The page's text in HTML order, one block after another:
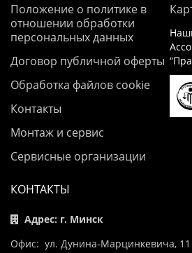
Положение о политике в
отношении обработки
персональных данных
Договор публичной оферты
Обработка файлов cookie
Контакты
Монтаж и сервис
Сервисные организации
КОНТАКТЫ
Адрес: г. Минск
Офис: ул. Дунина-Марцинкевича, 11